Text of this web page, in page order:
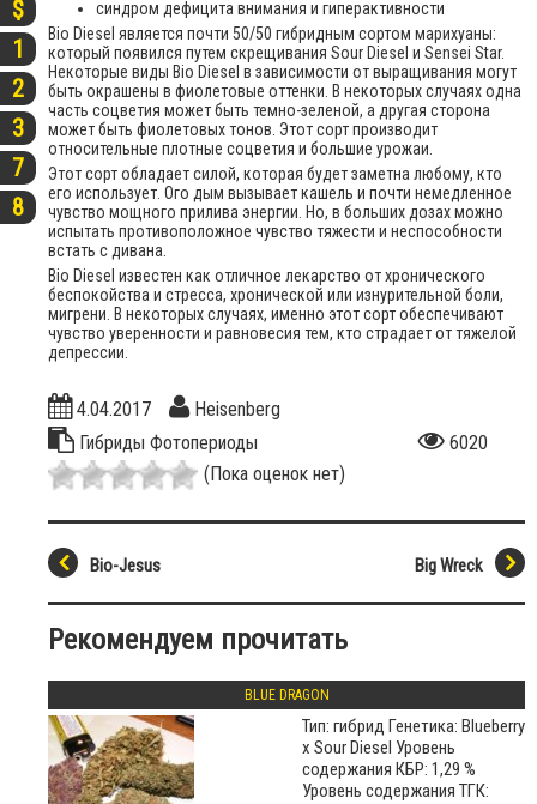
$
1
2
3
7
8
синдром дефицита внимания и гиперактивности
Bio Diesel является почти 50/50 гибридным сортом марихуаны:
который появился путем скрещивания Sour Diesel и Sensei Star.
Некоторые виды Bio Diesel в зависимости от выращивания могут
быть окрашены в фиолетовые оттенки. В некоторых случаях одна
часть соцветия может быть темно-зеленой, а другая сторона
может быть фиолетовых тонов. Этот сорт производит
относительные плотные соцветия и большие урожаи.
Этот сорт обладает силой, которая будет заметна любому, кто
его использует. Ого дым вызывает кашель и почти немедленное
чувство мощного прилива энергии. Но, в больших дозах можно
испытать противоположное чувство тяжести и неспособности
встать с дивана.
Bio Diesel известен как отличное лекарство от хронического
беспокойства и стресса, хронической или изнурительной боли,
мигрени. В некоторых случаях, именно этот сорт обеспечивают
чувство уверенности и равновесия тем, кто страдает от тяжелой
депрессии.
4.04.2017
Heisenberg
Гибриды Фотопериоды
6020
(Пока оценок нет)
Big Wreck
Bio-Jesus
Рекомендуем прочитать
BLUE DRAGON
Тип: гибрид Генетика: Blueberry
x Sour Diesel Уровень
содержания КБР: 1,29 %
Уровень содержания ТГК: